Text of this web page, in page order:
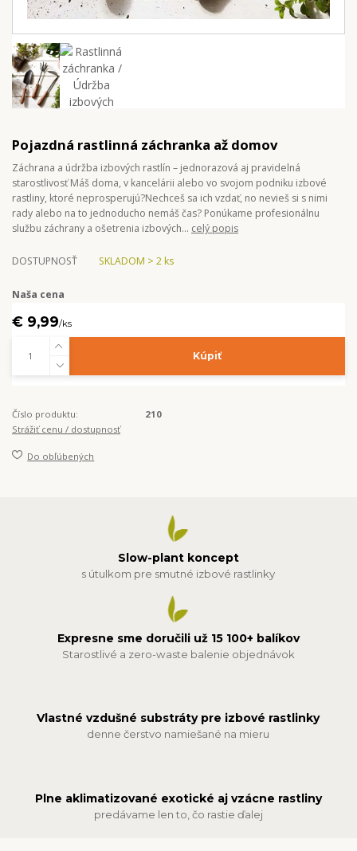
Pojazdná rastlinná záchranka až domov
Záchrana a údržba izbových rastlín – jednorazová aj pravidelná
starostlivosť Máš doma, v kancelárii alebo vo svojom podniku izbové
rastliny, ktoré neprosperujú?Nechceš sa ich vzdať, no nevieš si s nimi
rady alebo na to jednoducho nemáš čas? Ponúkame profesionálnu
službu záchrany a ošetrenia izbových... celý popis
DOSTUPNOSŤ SKLADOM > 2 ks
Naša cena
€ 9,99/ks
Kúpiť
Číslo produktu:
210
Strážiť cenu / dostupnosť
Do obľúbených
Slow-plant koncept
s útulkom pre smutné izbové rastlinky
Expresne sme doručili už 15 100+ balíkov
Starostlivé a zero-waste balenie objednávok
Vlastné vzdušné substráty pre izbové rastlinky
denne čerstvo namiešané na mieru
Plne aklimatizované exotické aj vzácne rastliny
predávame len to, čo rastie ďalej